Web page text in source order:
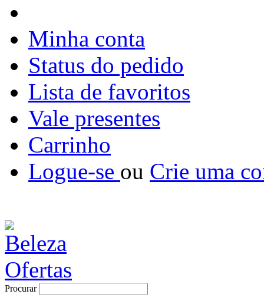
Minha conta
Status do pedido
Lista de favoritos
Vale presentes
Carrinho
Logue-se ou Crie uma
Procurar